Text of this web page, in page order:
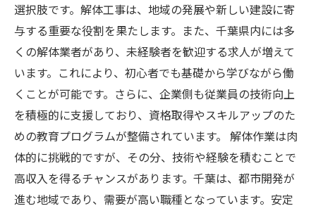
選択肢です。解体工事は、地域の発展や新しい建設に寄
与する重要な役割を果たします。また、千葉県内には多
くの解体業者があり、未経験者を歓迎する求人が増えて
います。これにより、初心者でも基礎から学びながら働
くことが可能です。さらに、企業側も従業員の技術向上
を積極的に支援しており、資格取得やスキルアップのた
めの教育プログラムが整備されています。 解体作業は肉
体的に挑戦的ですが、その分、技術や経験を積むことで
高収入を得るチャンスがあります。千葉は、都市開発が
進む地域であり、需要が高い職種となっています。安定